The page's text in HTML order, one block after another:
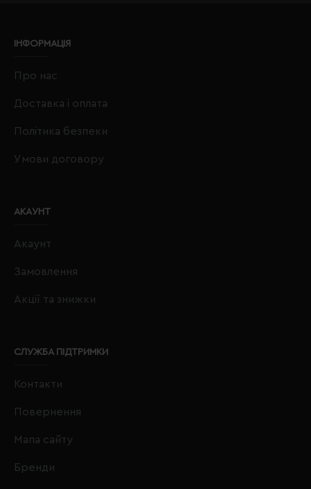
ІНФОРМАЦІЯ
Про нас
Доставка і оплата
Політика безпеки
Умови договору
АКАУНТ
Акаунт
Замовлення
Акції та знижки
СЛУЖБА ПІДТРИМКИ
Контакти
Повернення
Мапа сайту
Бренди